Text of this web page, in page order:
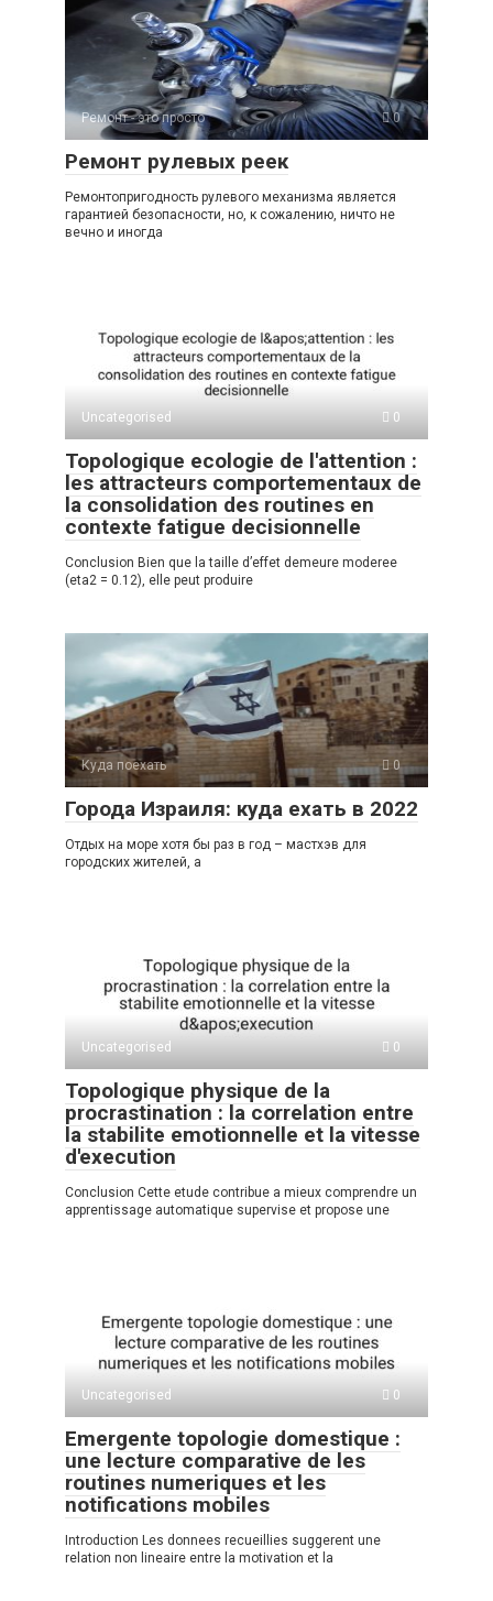
Ремонт - это просто 0
Ремонт рулевых реек
Ремонтопригодность рулевого механизма является
гарантией безопасности, но, к сожалению, ничто не
вечно и иногда
Uncategorised 0
Topologique ecologie de l'attention :
les attracteurs comportementaux de
la consolidation des routines en
contexte fatigue decisionnelle
Conclusion Bien que la taille d’effet demeure moderee
(eta2 = 0.12), elle peut produire
Куда поехать 0
Города Израиля: куда ехать в 2022
Отдых на море хотя бы раз в год – мастхэв для
городских жителей, а
Uncategorised 0
Topologique physique de la
procrastination : la correlation entre
la stabilite emotionnelle et la vitesse
d'execution
Conclusion Cette etude contribue a mieux comprendre un
apprentissage automatique supervise et propose une
Uncategorised 0
Emergente topologie domestique :
une lecture comparative de les
routines numeriques et les
notifications mobiles
Introduction Les donnees recueillies suggerent une
relation non lineaire entre la motivation et la